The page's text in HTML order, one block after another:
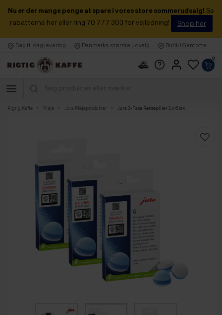
Nu er der mange penge at spare i vores store sommerudsalg! Se
rabatterne her eller ring 70 777 303 for vejledning!
Shop her
Dag til dag levering Danmarks største udvalg Butik i Gentofte
0
Rigtig Kaffe Pleje Jura Plejeprodukter Jura 3-Fase Rensepiller 3 x 6 stk